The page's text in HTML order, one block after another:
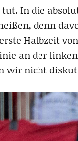
tut. In die
denn
Halbzeit
an der
wir nicht